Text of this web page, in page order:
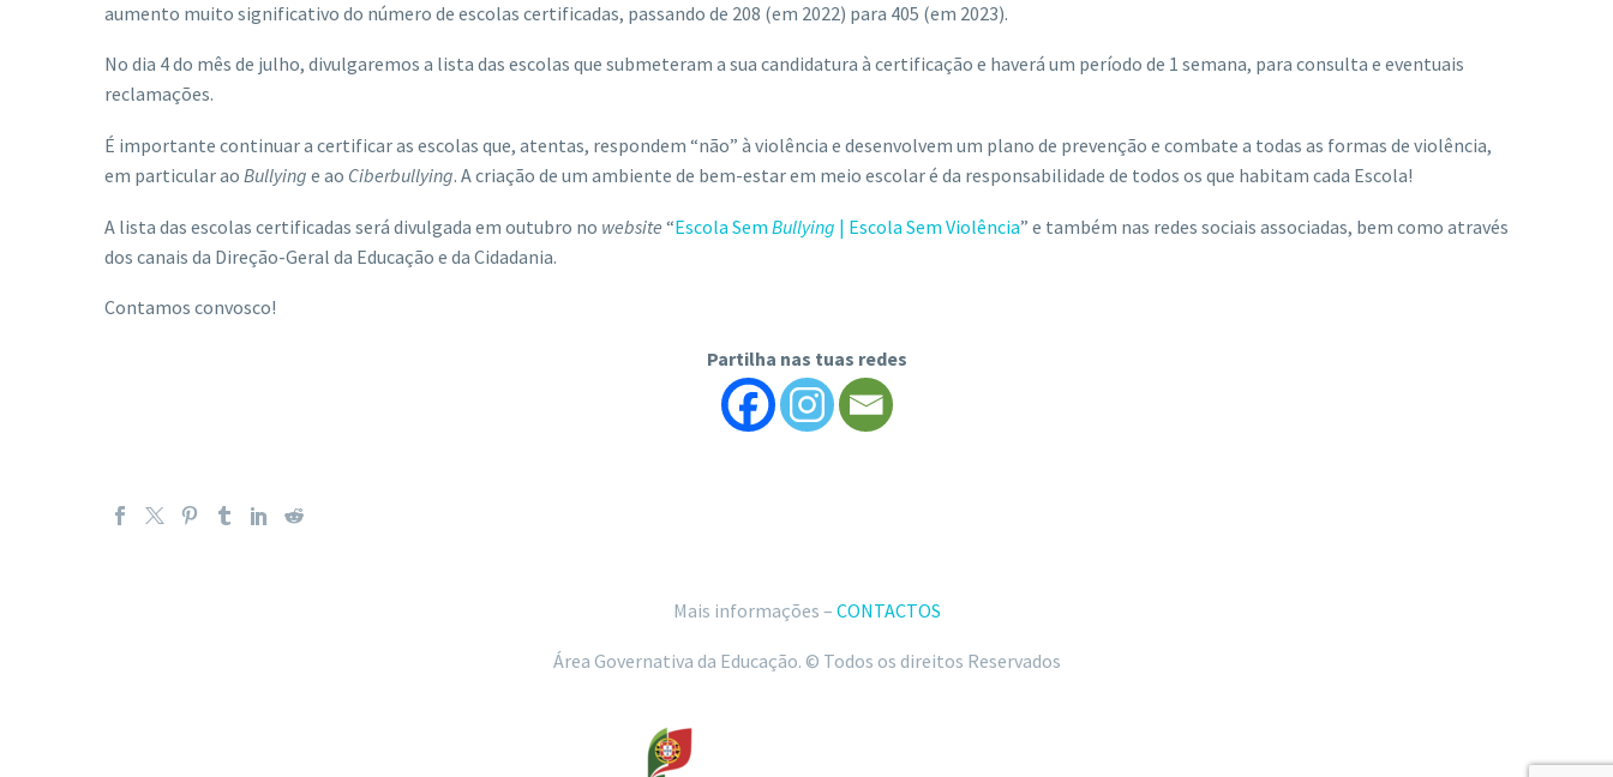
aumento muito significativo do número de escolas certificadas, passando de 208 (em 2022) para 405 (em 2023).
No dia 4 do mês de julho, divulgaremos a lista das escolas que submeteram a sua candidatura à certificação e haverá um período de 1 semana, para consulta e eventuais
reclamações.
É importante continuar a certificar as escolas que, atentas, respondem “não” à violência e desenvolvem um plano de prevenção e combate a todas as formas de violência,
em particular ao Bullying e ao Ciberbullying. A criação de um ambiente de bem-estar em meio escolar é da responsabilidade de todos os que habitam cada Escola!
A lista das escolas certificadas será divulgada em outubro no website “Escola Sem Bullying | Escola Sem Violência” e também nas redes sociais associadas, bem como através
dos canais da Direção-Geral da Educação e da Cidadania.
Contamos convosco!
Partilha nas tuas redes
Mais informações – CONTACTOS
Área Governativa da Educação. © Todos os direitos Reservados